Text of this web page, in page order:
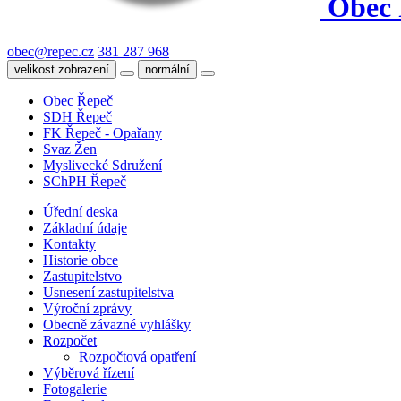
Obec
obec@repec.cz 381 287 968
velikost zobrazení normální
Obec Řepeč
SDH Řepeč
FK Řepeč - Opařany
Svaz Žen
Myslivecké Sdružení
SChPH Řepeč
Úřední deska
Základní údaje
Kontakty
Historie obce
Zastupitelstvo
Usnesení zastupitelstva
Výroční zprávy
Obecně závazné vyhlášky
Rozpočet
Rozpočtová opatření
Výběrová řízení
Fotogalerie